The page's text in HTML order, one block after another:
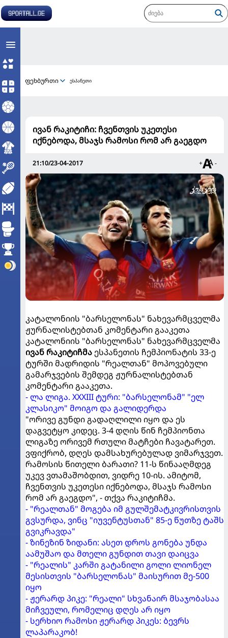
ფეხბურთი ესპანეთი
ივან რაკიტიჩი: ჩვენთვის უკეთესი
იქნებოდა, მსაჯს რამოსი რომ არ გაეგდო
21:10/23-04-2017 + -
კატალონიის "ბარსელონას" ნახევარმცველმა
ჟურნალისტებთან კომენტარი გააკეთა
კატალონიის "ბარსელონას" ნახევარმცველმა
ივან რაკიტიჩმაესპანეთის ჩემპიონატის 33-ე
ტურში მადრიდის "რეალთან" მოპოვებული
გამარჯვების შემდეგ ჟურნალისტებთან
კომენტარი გააკეთა.
- ლა ლიგა. XXXIII ტური: "ბარსელონამ" "ელ
კლასიკო" მოიგო და გალიდერდა
"ორივე გუნდი გადაღლილი იყო და ეს
დაგვეტყო კიდეც. 3-4 დღის წინ ჩემპიონთა
ლიგაზე ორივემ რთული მატჩები ჩავატარეთ.
ვფიქრობ, დღეს დამსახურებულად ვიმარჯვეთ.
რამოსის წითელი ბარათი? 11-ს წინააღმდეგ
უკევ ვთამაშობდით, ვიდრე 10-ის. ამიტომ,
ჩვენთვის უკეთესი იქნებოდა, მსაჯს რამოსი
რომ არ გაეგდო", - თქვა რაკიტიჩმა.
- "რეალთან" მოგება იმ გულშემატკივრისთვის
გვსურდა, ვინც "იუვენტუსთან" 85-ე წუთზე ტაშს
გვიკრავდა"
- ზინეზინ ზიდანი: ასეთ დროს გონება უნდა
აამუშაო და მთელი გუნდით თავი დაიცვა
- "რეალის" კარში გატანილი გოლი ლიონელ
მესისთვის "ბარსელონას" მაისურით მე-500
იყო
- ჟერარდ პიკე: "რეალი" სხვანაირ მსაჯობასაა
მიჩვეული, რომელიც დღეს არ იყო
- სერხიო რამოსი ჟერარდ პიკეს: ბევრს
ლაპარაკობ!